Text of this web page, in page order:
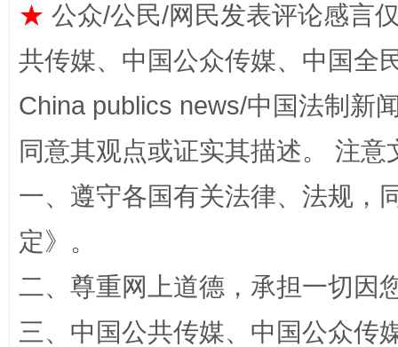
全民健身五年计划来了！等你上场
阿坝州三大球赛在茂县开幕 规模
★ 公众/公民/网民发表评论感言
共传媒、中国公众传媒、中国全
China publics news/中国法制新
同意其观点或证实其描述。 注
一、遵守各国有关法律、法规，
定》。
二、尊重网上道德，承担一切因
三、中国公共传媒、中国公众传